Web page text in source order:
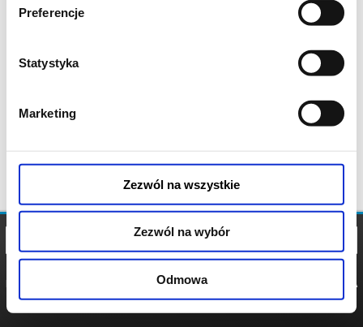
Preferencje
Statystyka
Marketing
Zezwól na wszystkie
Zezwól na wybór
Odmowa
POLITYKA
POLITYKA